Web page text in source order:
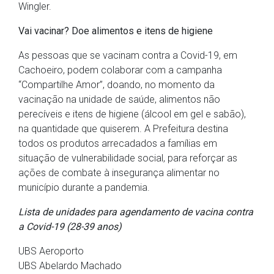
Wingler.
Vai vacinar? Doe alimentos e itens de higiene
As pessoas que se vacinam contra a Covid-19, em
Cachoeiro, podem colaborar com a campanha
“Compartilhe Amor”, doando, no momento da
vacinação na unidade de saúde, alimentos não
perecíveis e itens de higiene (álcool em gel e sabão),
na quantidade que quiserem. A Prefeitura destina
todos os produtos arrecadados a famílias em
situação de vulnerabilidade social, para reforçar as
ações de combate à insegurança alimentar no
município durante a pandemia.
Lista de unidades para agendamento de vacina contra
a Covid-19 (28-39 anos)
UBS Aeroporto
UBS Abelardo Machado